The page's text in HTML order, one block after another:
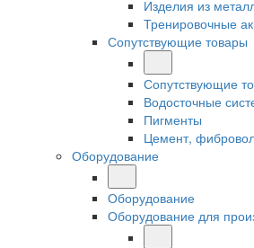
Изделия из
Тренировочные
Сопутствующие товары
Сопутствующие
Водосточные
Пигменты
Цемент,
Оборудование
Оборудование
Оборудование для